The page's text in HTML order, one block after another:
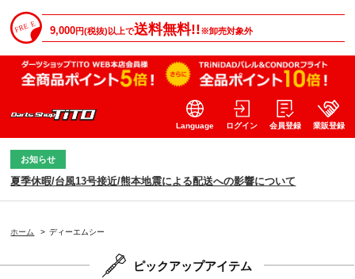
9,000円(税抜)以上で送料無料!!※卸売対象外
Language ログイン 会員登録 業販登録
お知らせ
夏季休暇/台風13号接近/熊本地震による配送への影響について
ホーム > ディーエムシー
ピックアップアイテム